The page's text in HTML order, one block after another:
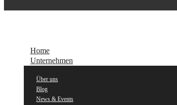
Home
Unternehmen
Über uns
Blog
News & Events